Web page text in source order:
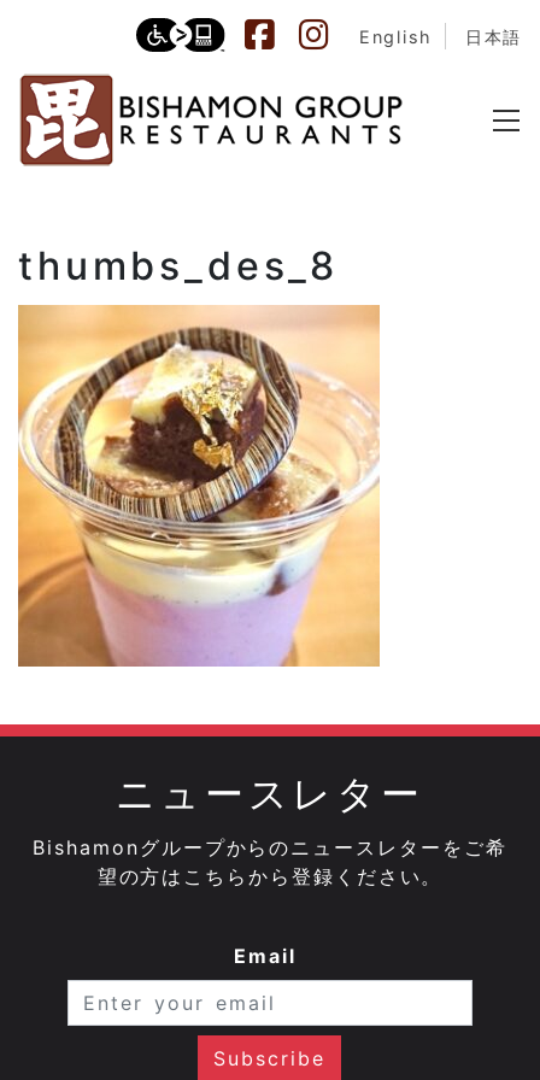
English 日本語
thumbs_des_8
ニュースレター
Bishamonグループからのニュースレターをご希
望の方はこちらから登録ください。
Email